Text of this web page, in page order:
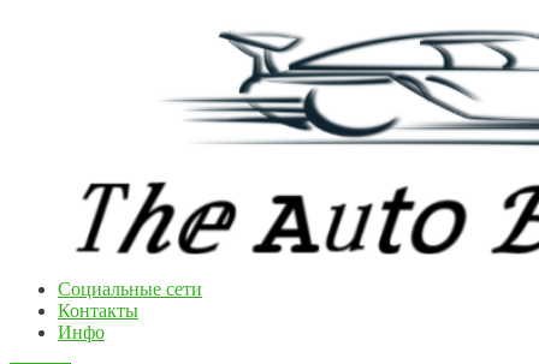
Cоциальные сети
Контакты
Инфо